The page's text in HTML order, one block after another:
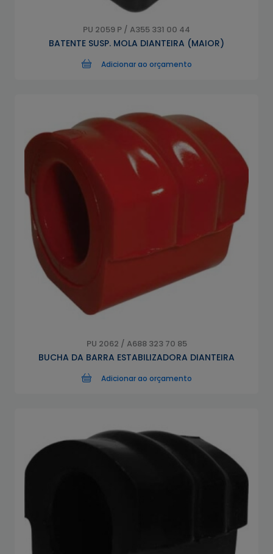
PU 2059 P / A355 331 00 44
BATENTE SUSP. MOLA DIANTEIRA (MAIOR)
Adicionar ao orçamento
PU 2062 / A688 323 70 85
BUCHA DA BARRA ESTABILIZADORA DIANTEIRA
Adicionar ao orçamento